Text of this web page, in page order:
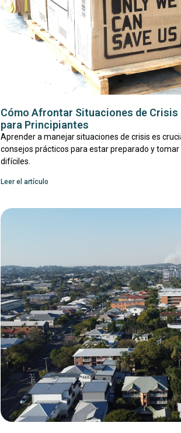
Cómo Afrontar Situaciones de Crisis
para Principiantes
Aprender a manejar situaciones de crisis es
consejos prácticos para estar preparado y
difíciles.
Leer el artículo